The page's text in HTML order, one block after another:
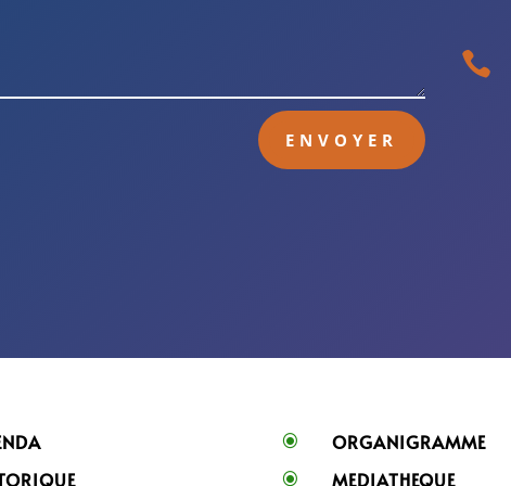
ENVOYER

\ ORGANIGRAMME
\ MEDIATHEQUE